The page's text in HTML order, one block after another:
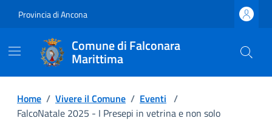
Provincia di Ancona
Comune di Falconara
Marittima
Home / Vivere il Comune / Eventi /
FalcoNatale 2025 - I Presepi in vetrina e non solo